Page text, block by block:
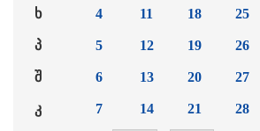
ხ
პ
შ
კ
4
5
6
7
11
12
13
14
18
19
20
21
25
26
27
28